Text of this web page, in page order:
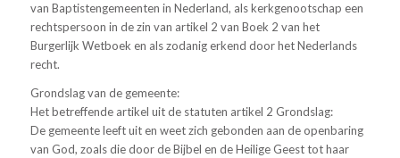
van Baptistengemeenten in Nederland, als kerkgenootschap een
rechtspersoon in de zin van artikel 2 van Boek 2 van het
Burgerlijk Wetboek en als zodanig erkend door het Nederlands
recht.
Grondslag van de gemeente:
Het betreffende artikel uit de statuten artikel 2 Grondslag:
De gemeente leeft uit en weet zich gebonden aan de openbaring
van God, zoals die door de Bijbel en de Heilige Geest tot haar